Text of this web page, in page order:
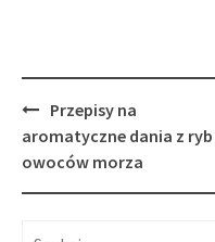
Post
navigation
Przepisy na
aromatyczne dania z ryb
owoców morza